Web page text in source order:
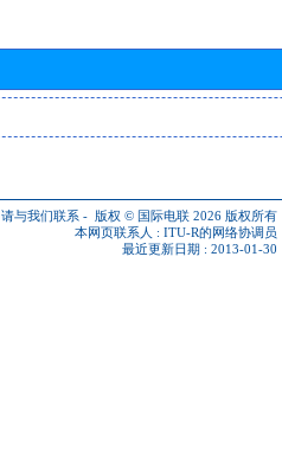
请与我们联系 - 版权 © 国际电联 2026 版权所有
本网页联系人 : ITU-R的网络协调员
最近更新日期 : 2013-01-30